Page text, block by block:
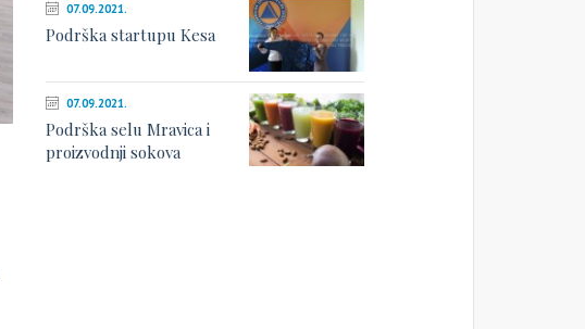
07.09.2021.
Podrška startupu Kesa
07.09.2021.
Podrška selu Mravica i
proizvodnji sokova